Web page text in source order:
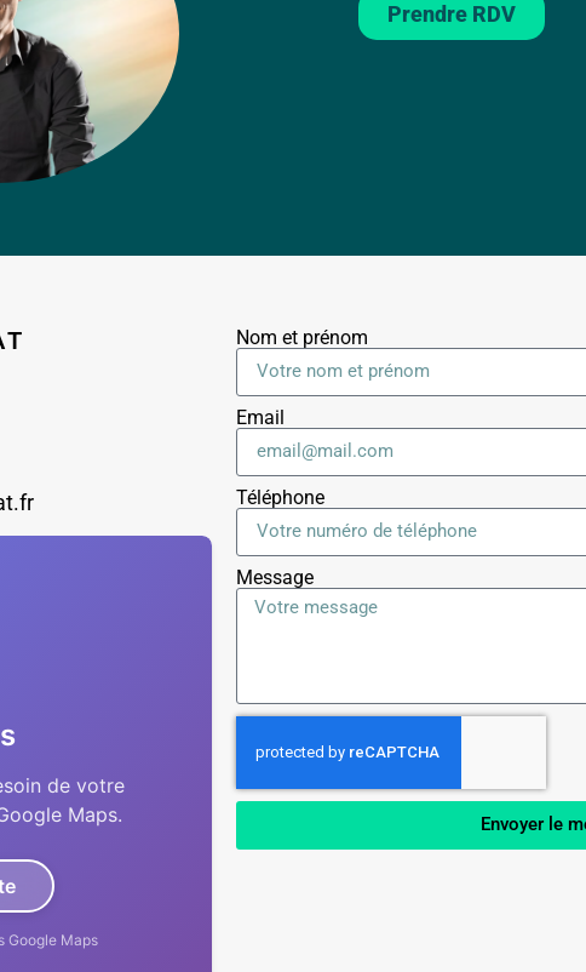
Prendre RDV
de votre
Maps.
Google Maps
Nom et prénom
Email
Téléphone
Message
Envoyer le